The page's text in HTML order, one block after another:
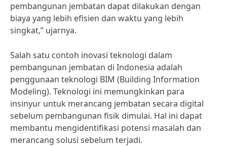
pembangunan jembatan dapat dilakukan dengan
biaya yang lebih efisien dan waktu yang lebih
singkat,” ujarnya.
Salah satu contoh inovasi teknologi dalam
pembangunan jembatan di Indonesia adalah
penggunaan teknologi BIM (Building Information
Modeling). Teknologi ini memungkinkan para
insinyur untuk merancang jembatan secara digital
sebelum pembangunan fisik dimulai. Hal ini dapat
membantu mengidentifikasi potensi masalah dan
merancang solusi sebelum terjadi.